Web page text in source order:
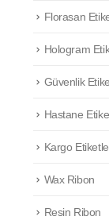
Florasan
Hologram
Güvenlik
Hastane
Kargo
Wax Ribon
Resin Ribon